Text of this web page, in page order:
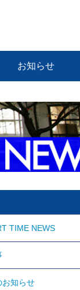
お知らせ
TIME NEWS
お知らせ